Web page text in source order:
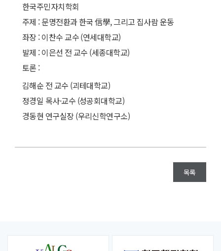
한국주민자치학회
주제 : 문명전환과 한국 信學, 그리고 집사람 운동
좌장 : 이찬수 교수 (연세대학교)
발제 : 이은선 전 교수 (세종대학교)
토론 :
김해순 전 교수 (괴테대학교)
정경일 목사·교수 (성공회대학교)
경동현 연구실장 (우리신학연구소)
목록